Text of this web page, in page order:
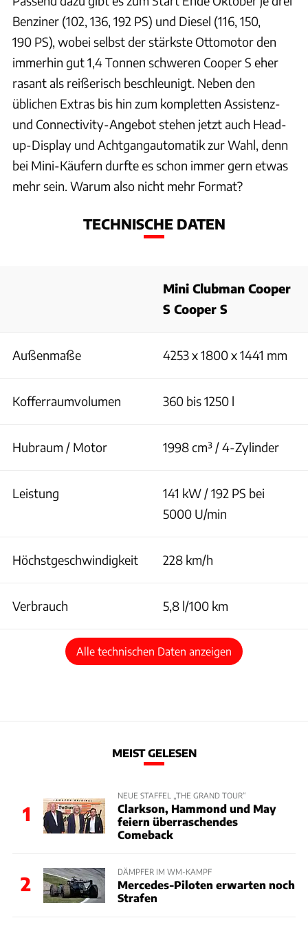
Benziner (102, 136, 192 PS) und Diesel (116, 150,
190 PS), wobei selbst der stärkste Ottomotor den
immerhin gut 1,4 Tonnen schweren Cooper S eher
rasant als reißerisch beschleunigt. Neben den
üblichen Extras bis hin zum kompletten Assistenz-
und Connectivity-Angebot stehen jetzt auch Head-
up-Display und Achtgangautomatik zur Wahl, denn
bei Mini-Käufern durfte es schon immer gern etwas
mehr sein. Warum also nicht mehr Format?
TECHNISCHE DATEN
Mini Clubman Cooper
S Cooper S
Außenmaße 4253 x 1800 x 1441 mm
Kofferraumvolumen 360 bis 1250 l
Hubraum / Motor 1998 cm³ / 4-Zylinder
Leistung
141 kW / 192 PS bei
5000 U/min
Höchstgeschwindigkeit 228 km/h
Verbrauch 5,8 l/100 km
Alle technischen Daten anzeigen
MEIST GELESEN
1
NEUE STAFFEL „THE GRAND TOUR“
Clarkson, Hammond und May
feiern überraschendes
Comeback
2
DÄMPFER IM WM-KAMPF
Mercedes-Piloten erwarten noch
Strafen